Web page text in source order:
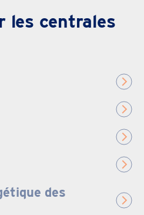
les centrales
des